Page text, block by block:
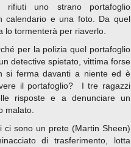
uno strano portafoglio
calendario e una foto. Da quel
lo tormenterà per riaverlo.
per la polizia quel portafoglio
detective spietato, vittima forse
si ferma davanti a niente ed è
il portafoglio? I tre ragazzi
risposte e a denunciare un
malato.
ci sono un prete (Martin Sheen)
di trasferimento, lotta